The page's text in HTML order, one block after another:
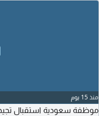
منذ 15 يوم
موظفة سعودية استقبال